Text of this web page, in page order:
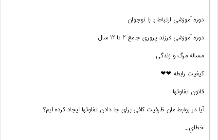
دوره آموزشی ارتباط با با نوجوان
دوره آموزشی فرزند پروری جامع ۲ تا ۱۲ سال
مساله مرگ و زندگی
کیفیت رابطه ❤❤
قانون تفاوتها
آیا در روابط مان ظرفیت کافی برای جا دادن تفاوتها ایجاد کرده ایم؟
خطایِ…